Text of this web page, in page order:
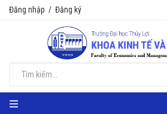
Đăng nhập / Đăng ký